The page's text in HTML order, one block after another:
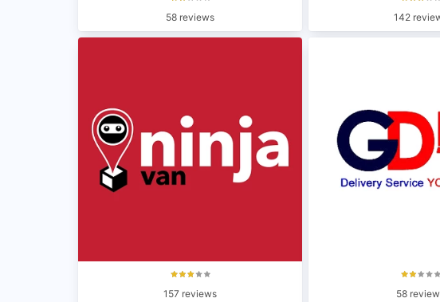
58 reviews 142
157 reviews 58